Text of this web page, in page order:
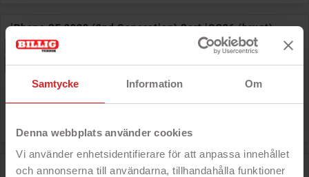
Samtycke Information Om
Denna webbplats använder cookies
Vi använder enhetsidentifierare för att anpassa innehållet
och annonserna till användarna, tillhandahålla funktioner
iPhone SE 2020 (2nd Generation) Sort iOS26 (brugt)
PÅ TILBUD!
Klasse B
Klasse C
- 64 GB hukommelse
- Oplader medfølger (værdi 200 DKK)
Apple iPhone XR 64GB Black (brugt)